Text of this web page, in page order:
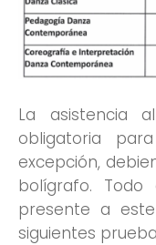
La asistencia
obligatoria
excepción,
bolígrafo.
presente a
siguientes